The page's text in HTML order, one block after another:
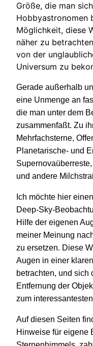
Größe, die man
Hobbyastronomen
Möglichkeit, diese
näher zu
von der
Universum zu
Gerade außerhalb
eine Unmenge an
die man unter dem
zusammenfaßt. Zu
Mehrfachsterne,
Planetarische- und
und andere
Ich möchte hier
Deep-Sky-
Hilfe der eigenen
meiner Meinung
zu ersetzen. Diese
Augen in einer
betrachten, und sich
Entfernung der
zum
Auf diesen Seiten
Hinweise für eigene